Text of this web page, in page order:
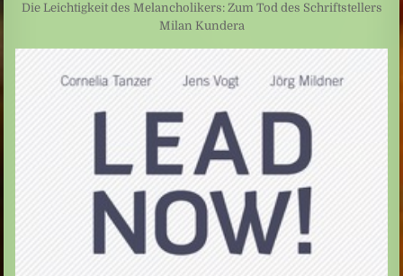
Die Leichtigkeit des Melancholikers: Zum Tod des Schriftstellers
Milan Kundera